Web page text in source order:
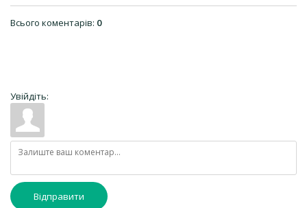
Всього коментарів: 0
Увійдіть:
Відправити